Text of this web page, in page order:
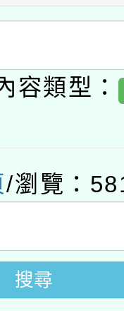
業研習
智慧
師名單
教學軟
申請許可
辦理「
及節水達
(星期六
福系列
景藝術
類型：
/瀏覽：
搜尋